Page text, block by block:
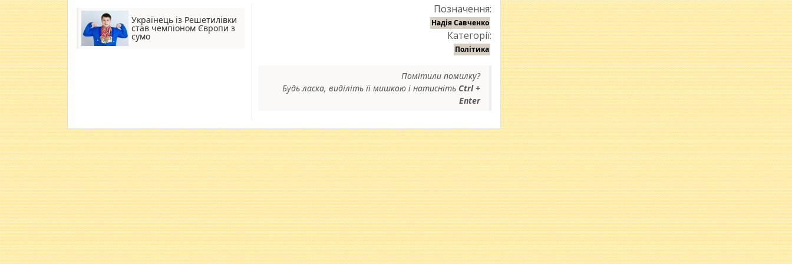
Українець із Решетилівки
став чемпіоном Європи з
сумо
Позначення:
Надія Савченко
Категорії:
Політика
Помітили помилку?
Будь ласка, виділіть її мишкою і натисніть Ctrl +
Enter